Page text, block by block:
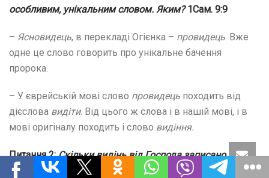
особливим, унікальним словом. Яким? 1Сам. 9:9
– Ясновидець, в перекладі Огієнка – провидець. Вже
одне це слово говорить про унікальне бачення
пророка.
– У єврейській мові слово провидець походить від
дієслова видіти. Від цього ж слова і в нашій мові, і в
мові оригіналу походить і слово видіння.
Питання 2: Скільки видінь від Господа записано
пророками у Святому Письмі? Ви не підраховували?